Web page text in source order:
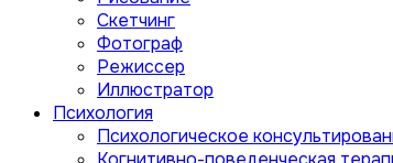
Скетчинг
Фотограф
Режиссер
Иллюстратор
Психология
Психологическое